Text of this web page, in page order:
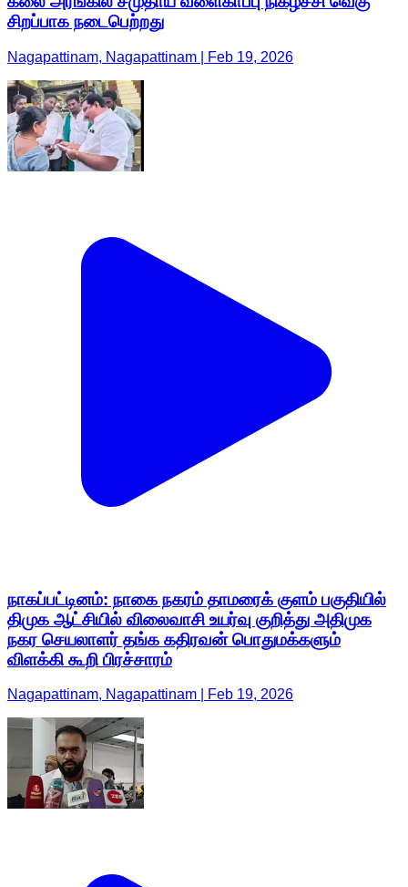
சிறப்பாக நடைபெற்றது
Nagapattinam, Nagapattinam | Feb 19, 2026
நாகப்பட்டினம்: நாகை நகரம் தாமரைக் குளம் பகுதியில்
திமுக ஆட்சியில் விலைவாசி உயர்வு குறித்து அதிமுக
நகர செயலாளர் தங்க கதிரவன் பொதுமக்களும்
விளக்கி கூறி பிரச்சாரம்
Nagapattinam, Nagapattinam | Feb 19, 2026